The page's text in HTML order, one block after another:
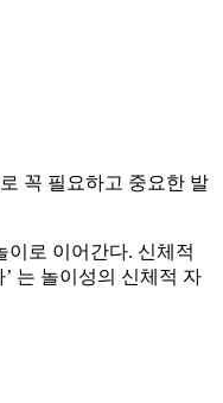
꼭 필요하고 중요한 발
로 이어간다. 신체적
는 놀이성의 신체적 자